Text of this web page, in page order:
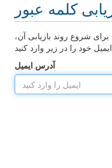
کلمه عبور
شروع روند بازیابی آن،
خود را در زیر وارد کنید
آدرس ایمیل